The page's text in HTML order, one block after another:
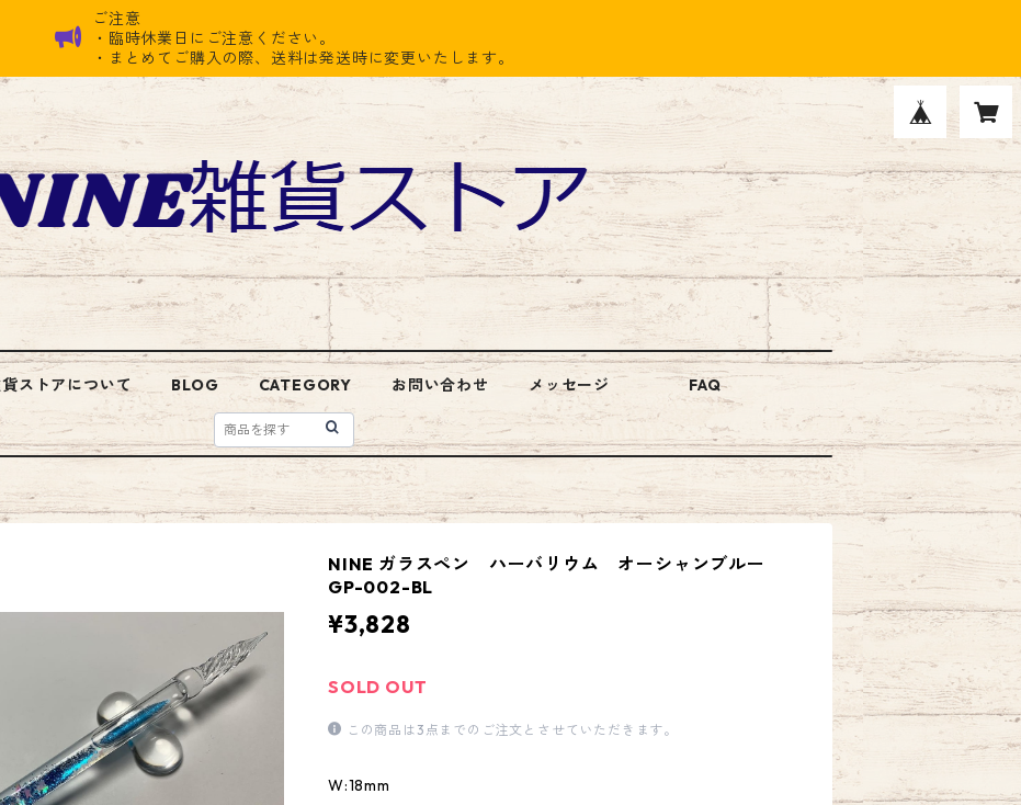
ご注意
・臨時休業日にご注意ください。
・まとめてご購入の際、送料は発送時に変更いたします。
ストアについて BLOG CATEGORY お問い合わせ メッセージ FAQ
NINE ガラスペン ハーバリウム オーシャンブルー
GP-002-BL
¥3,828
SOLD OUT
この商品は3点までのご注文とさせていただきます。
W:18mm